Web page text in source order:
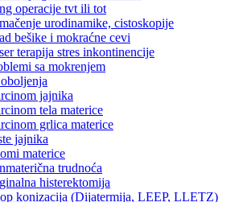
operacije tvt ili tot
urodinamike, cistoskopije
bešike i mokraćne cevi
terapija stres inkontinencije
sa mokrenjem
jajnika
tela materice
grlica materice
jajnika
materice
trudnoća
histerektomija
konizacija (Dijatermija, LEEP, LLETZ)